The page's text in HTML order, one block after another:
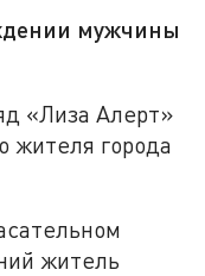
мужчины
«Лиза Алерт»
жителя города
житель